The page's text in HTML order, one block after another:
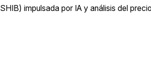
impulsada por IA y análisis del